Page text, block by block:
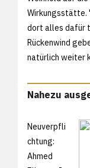
Wirkungsstätte.
dort alles dafür
Rückenwind
natürlich weiter
Nahezu
Neuverpfli
chtung:
Ahmed